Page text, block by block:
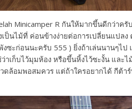
Minicamper R กันให้มากขึ้นดีกว่าค
ป็นไม้ที่ ค่อนข้างง่ายต่อการเปลี่ยนแปล
งซะก่อนนะครับ 555 ) ยิ่งถ้าเล่นนานๆไ
เก็บไว้มุมห้อง หรือขึ้นหิ้งไว้ซะงั้น และ
ล้อมพอสมควร แต่ถ้าใครอยากได้ กีต้าร์